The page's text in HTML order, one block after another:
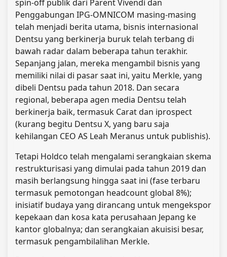
spin-off publik dari Parent Vivendi dan
Penggabungan IPG-OMNICOM masing-masing
telah menjadi berita utama, bisnis internasional
Dentsu yang berkinerja buruk telah terbang di
bawah radar dalam beberapa tahun terakhir.
Sepanjang jalan, mereka mengambil bisnis yang
memiliki nilai di pasar saat ini, yaitu Merkle, yang
dibeli Dentsu pada tahun 2018. Dan secara
regional, beberapa agen media Dentsu telah
berkinerja baik, termasuk Carat dan iprospect
(kurang begitu Dentsu X, yang baru saja
kehilangan CEO AS Leah Meranus untuk publishis).
Tetapi Holdco telah mengalami serangkaian skema
restrukturisasi yang dimulai pada tahun 2019 dan
masih berlangsung hingga saat ini (fase terbaru
termasuk pemotongan headcount global 8%);
inisiatif budaya yang dirancang untuk mengekspor
kepekaan dan kosa kata perusahaan Jepang ke
kantor globalnya; dan serangkaian akuisisi besar,
termasuk pengambilalihan Merkle.